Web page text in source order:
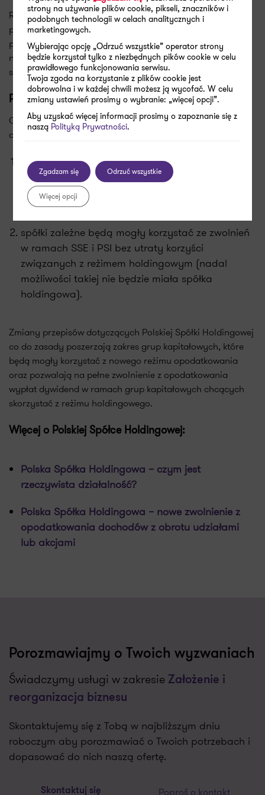
Również w tym zakresie wprowadzono korzystne zmiany,
poprzez umożliwienie stosowania reżimu holdingowego w
przypadku struktur wielopoziomowych (zniesienie warunku
nieposiadania przez spółkę zależną udziałów w innych
spółkach).
Pozostałe zmiany dotyczące reżimu holdingowego
Od 1 stycznia 2023 roku przewidziano również inne zmiany
dotyczące reżimu holdingowego, w tym:
spółkami holdingowymi korzystającymi z reżimu
holdingowego mohgą być nie tylko spółki z o.o.
oraz spółki akcyjne, ale również proste spółki
akcyjne,
spółki zależne będą mogły korzystać ze zwolnień
w ramach SSE i PSI bez utraty korzyści
związanych z reżimem holdingowym (nadal
możliwości takiej nie będzie miała spółka
holdingowa).
Zmiany przepisów dotyczących Polskiej Spółki Holdingowej
co do zasady poszerzają zakres grup kapitałowych, które
będą mogły korzystać z nowego reżimu opodatkowania
oraz pozwalają na pełne zwolnienie z opodatkowania
wypłat dywidend w ramach grup kapitałowych chcących
skorzystać z reżimu holdingowego.
Więcej o Polskiej Spółce Holdingowej:
Polska Spółka Holdingowa – czym jest
rzeczywista działalność?
Polska Spółka Holdingowa – nowe zwolnienie z
opodatkowania dochodów z obrotu udziałami
lub akcjami
Porozmawiajmy o Twoich wyzwaniach
Świadczymy usługi w zakresie Założenie i
reorganizacja biznesu
Skontaktujemy się z Tobą w najbliższym dniu
roboczym aby porozmawiać o Twoich potrzebach i
dopasować do nich naszą ofertę.
Skontaktuj się
strony na używanie plików cookie, pikseli, znaczników i
podobnych technologii w celach analitycznych i
marketingowych.
Wybierając opcję „Odrzuć wszystkie” operator strony
będzie korzystał tylko z niezbędnych pików cookie w celu
prawidłowego funkcjonowania serwisu.
Twoja zgoda na korzystanie z plików cookie jest
dobrowolna i w każdej chwili możesz ją wycofać. W celu
zmiany ustawień prosimy o wybranie: „więcej opcji”.
Aby uzyskać więcej informacji prosimy o zapoznanie się z
naszą Polityką Prywatności.
Zgadzam się Odrzuć wszystkie
Więcej opcji